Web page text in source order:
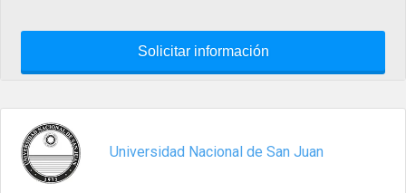
Solicitar información
Universidad Nacional de San Juan